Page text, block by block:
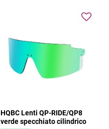
HQBC Lenti QP-RIDE/QP8
verde specchiato cilindrico